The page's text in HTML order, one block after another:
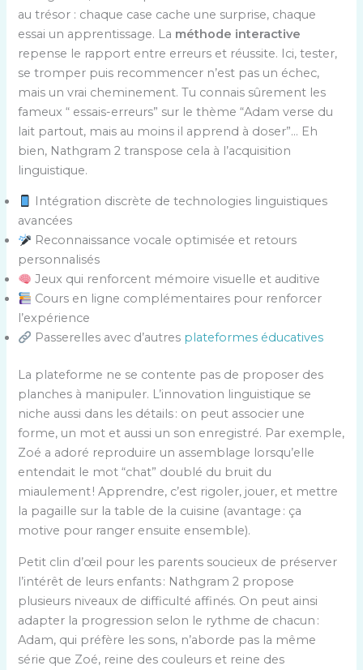
au trésor : chaque case cache une surprise, chaque
essai un apprentissage. La méthode interactive
repense le rapport entre erreurs et réussite. Ici, tester,
se tromper puis recommencer n’est pas un échec,
mais un vrai cheminement. Tu connais sûrement les
fameux “ essais-erreurs” sur le thème “Adam verse du
lait partout, mais au moins il apprend à doser”… Eh
bien, Nathgram 2 transpose cela à l’acquisition
linguistique.
Intégration discrète de technologies linguistiques
avancées
Reconnaissance vocale optimisée et retours
personnalisés
Jeux qui renforcent mémoire visuelle et auditive
Cours en ligne complémentaires pour renforcer
l’expérience
Passerelles avec d’autres plateformes éducatives
La plateforme ne se contente pas de proposer des
planches à manipuler. L’innovation linguistique se
niche aussi dans les détails : on peut associer une
forme, un mot et aussi un son enregistré. Par exemple,
Zoé a adoré reproduire un assemblage lorsqu’elle
entendait le mot “chat” doublé du bruit du
miaulement ! Apprendre, c’est rigoler, jouer, et mettre
la pagaille sur la table de la cuisine (avantage : ça
motive pour ranger ensuite ensemble).
Petit clin d’œil pour les parents soucieux de préserver
l’intérêt de leurs enfants : Nathgram 2 propose
plusieurs niveaux de difficulté affinés. On peut ainsi
adapter la progression selon le rythme de chacun :
Adam, qui préfère les sons, n’aborde pas la même
série que Zoé, reine des couleurs et reine des